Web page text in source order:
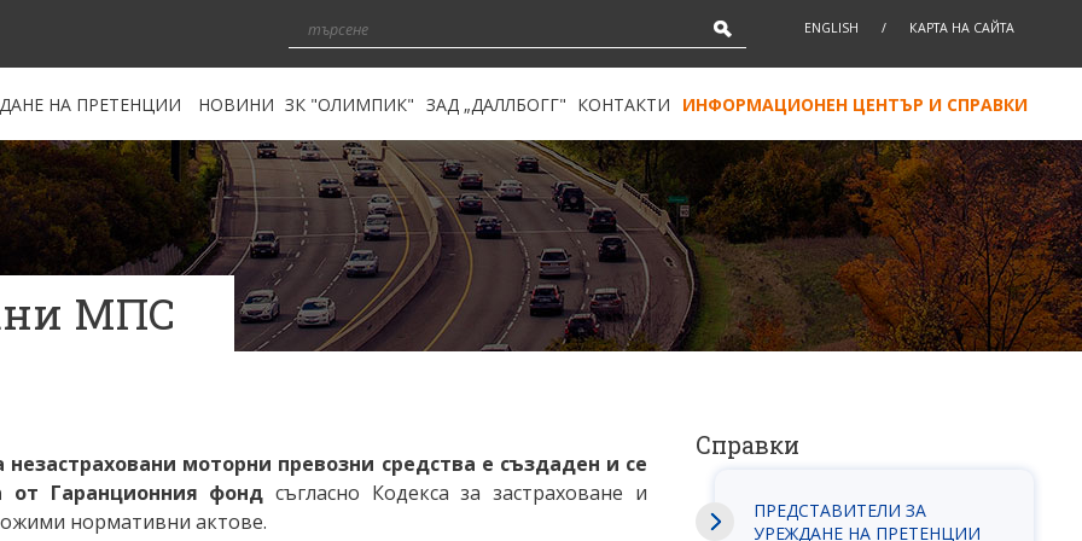
ENGLISH / КАРТА НА САЙТА
Фонд
НА ПРЕТЕНЦИИ
претенции за
вреди
претенции за
вреди
на
НОВИНИ ЗК "ОЛИМПИК" ЗАД „ДАЛЛБОГГ" КОНТАКТИ ИНФОРМАЦИОНЕН ЦЕНТЪР И СПРАВКИ
МПС
моторни превозни средства е създаден и се
от Гаранционния фонд съгласно Кодекса за застраховане и
нормативни актове.
Справки
ПРЕДСТАВИТЕЛИ ЗА
УРЕЖДАНЕ НА ПРЕТЕНЦИИ